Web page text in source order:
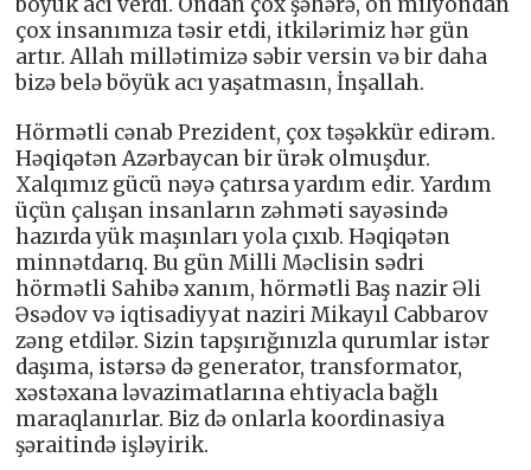
çox insanımıza təsir etdi, itkilərimiz hər gün
artır. Allah millətimizə səbir versin və bir daha
bizə belə böyük acı yaşatmasın, İnşallah.
Hörmətli cənab Prezident, çox təşəkkür edirəm.
Həqiqətən Azərbaycan bir ürək olmuşdur.
Xalqımız gücü nəyə çatırsa yardım edir. Yardım
üçün çalışan insanların zəhməti sayəsində
hazırda yük maşınları yola çıxıb. Həqiqətən
minnətdarıq. Bu gün Milli Məclisin sədri
hörmətli Sahibə xanım, hörmətli Baş nazir Əli
Əsədov və iqtisadiyyat naziri Mikayıl Cabbarov
zəng etdilər. Sizin tapşırığınızla qurumlar istər
daşıma, istərsə də generator, transformator,
xəstəxana ləvazimatlarına ehtiyacla bağlı
maraqlanırlar. Biz də onlarla koordinasiya
şəraitində işləyirik.